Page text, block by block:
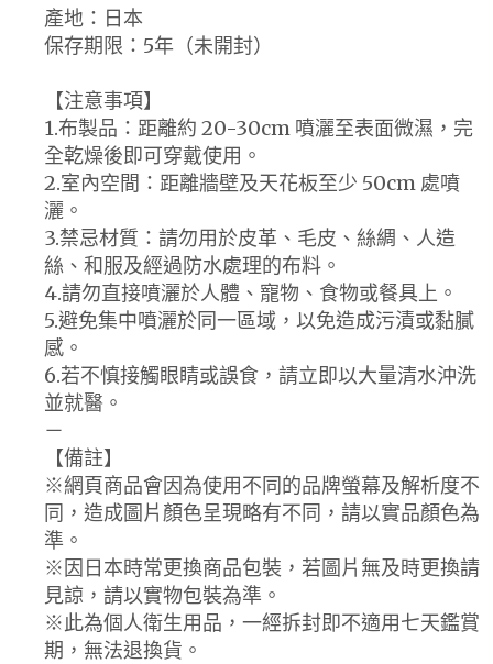
產地：日本
保存期限：5年（未開封）
【注意事項】
1.布製品：距離約 20-30cm 噴灑至表面微濕，完
全乾燥後即可穿戴使用。
2.室內空間：距離牆壁及天花板至少 50cm 處噴
灑。
3.禁忌材質：請勿用於皮革、毛皮、絲綢、人造
絲、和服及經過防水處理的布料。
4.請勿直接噴灑於人體、寵物、食物或餐具上。
5.避免集中噴灑於同一區域，以免造成污漬或黏膩
感。
6.若不慎接觸眼睛或誤食，請立即以大量清水沖洗
並就醫。
－
【備註】
※網頁商品會因為使用不同的品牌螢幕及解析度不
同，造成圖片顏色呈現略有不同，請以實品顏色為
準。
※因日本時常更換商品包裝，若圖片無及時更換請
見諒，請以實物包裝為準。
※此為個人衛生用品，一經拆封即不適用七天鑑賞
期，無法退換貨。